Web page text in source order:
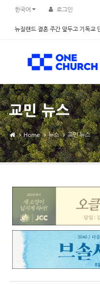
한국어 로그인
뉴질랜드 결혼 주간 앞두고 기독교
교민 뉴스
Home 뉴스 교민 뉴스
Sketchbook5,